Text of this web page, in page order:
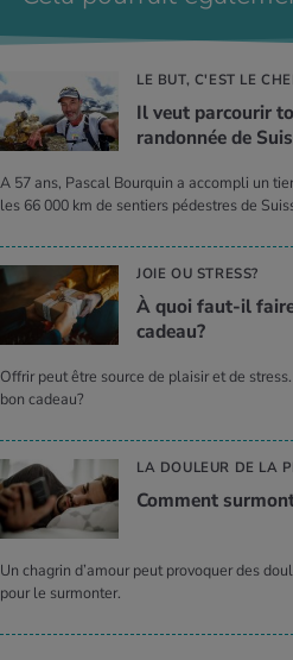
LE BUT, C'EST LE
Il veut parcourir
randonnée de
A 57 ans, Pascal Bourquin a accompli un
les 66 000 km de sentiers pédestres de
JOIE OU STRESS?
À quoi faut-il
cadeau?
Offrir peut être source de plaisir et de
bon cadeau?
LA DOULEUR DE LA
Comment
Un chagrin d’amour peut provoquer des
pour le surmonter.